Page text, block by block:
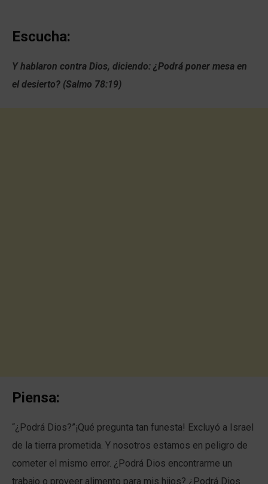
Escucha:
Y hablaron contra Dios, diciendo: ¿Podrá poner mesa en
el desierto? (Salmo 78:19)
Piensa:
“¿Podrá Dios?”¡Qué pregunta tan funesta! Excluyó a Israel
de la tierra prometida. Y nosotros estamos en peligro de
cometer el mismo error. ¿Podrá Dios encontrarme un
trabajo o proveer alimento para mis hijos? ¿Podrá Dios